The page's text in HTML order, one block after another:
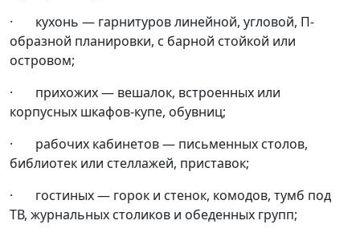
· кухонь — гарнитуров линейной, угловой, П-
образной планировки, с барной стойкой или
островом;
· прихожих — вешалок, встроенных или
корпусных шкафов-купе, обувниц;
· рабочих кабинетов — письменных столов,
библиотек или стеллажей, приставок;
· гостиных — горок и стенок, комодов, тумб под
ТВ, журнальных столиков и обеденных групп;